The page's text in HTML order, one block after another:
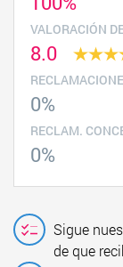
VALORACIÓN
8.0
0%
RECLAM.
0%
Sigue
de que